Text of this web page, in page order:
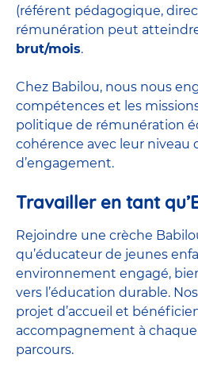
(référent pédagogique,
rémunération peut
brut/mois.
Chez Babilou, nous nous
compétences et les
politique de rémunération
cohérence avec leur niveau
d’engagement.
Travailler en tant
Rejoindre une crèche
qu’éducateur de jeunes
environnement engagé,
vers l’éducation durable.
projet d’accueil et
accompagnement à
parcours.